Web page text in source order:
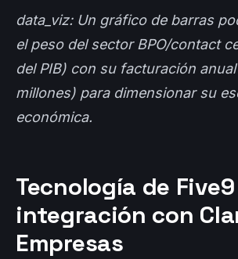
data_viz: Un gráfico de barras
el peso del sector BPO/contact
del PIB) con su facturación
millones) para dimensionar su
económica.
Tecnología de
integración con
Empresas